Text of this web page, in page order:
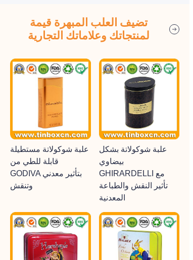
تضيف العلب المبهرة قيمة
لمنتجاتك وعلاماتك التجارية
علبة شوكولاتة مستطيلة
قابلة للطي من
GODIVA بتأثير معدني
وتنقش
علبة شوكولاتة بشكل
بيضاوي
GHIRARDELLI مع
تأثير النقش والطباعة
المعدنية